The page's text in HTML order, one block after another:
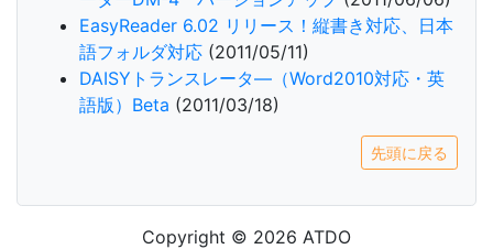
EasyReader 6.02 リリース！縦書き対応、日本
語フォルダ対応 (2011/05/11)
DAISYトランスレータ―（Word2010対応・英
語版）Beta (2011/03/18)
先頭に戻る
Copyright © 2026 ATDO